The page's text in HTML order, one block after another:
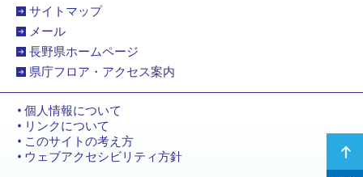
ページ
の先頭
サイトマップ
メール
長野県ホームページ
県庁フロア・アクセス案内
個人情報について
リンクについて
このサイトの考え方
ウェブアクセシビリティ方針